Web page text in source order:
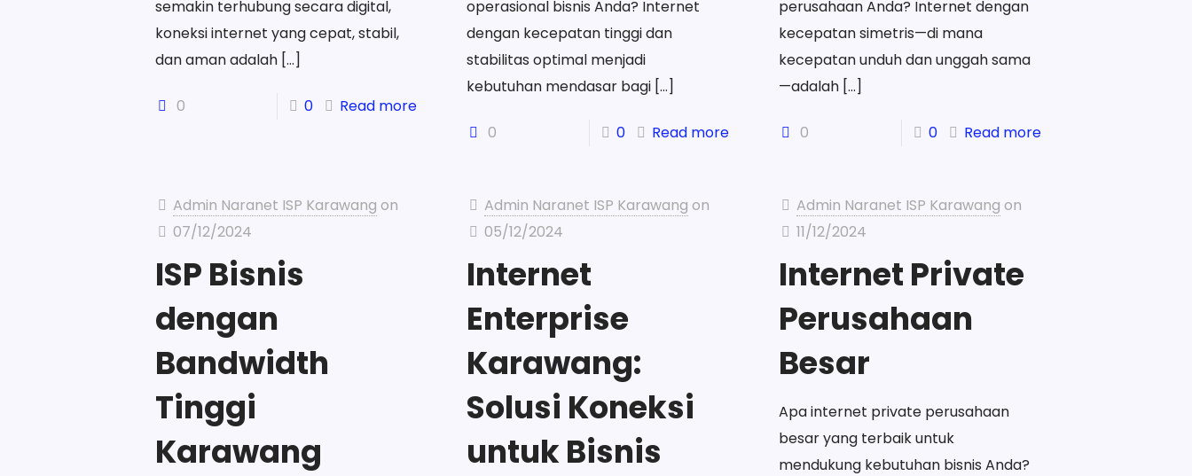
semakin terhubung secara digital,
koneksi internet yang cepat, stabil,
dan aman adalah[…]
0 0 Read more
operasional bisnis Anda? Internet
dengan kecepatan tinggi dan
stabilitas optimal menjadi
kebutuhan mendasar bagi […]
0 0 Read more
perusahaan Anda? Internet dengan
kecepatan simetris—di mana
kecepatan unduh dan unggah sama
—adalah […]
0 0 Read more
Admin Naranet ISP Karawang on
07/12/2024
ISP Bisnis
dengan
Bandwidth
Tinggi
Karawang
Admin Naranet ISP Karawang on
05/12/2024
Internet
Enterprise
Karawang:
Solusi Koneksi
untuk Bisnis
Admin Naranet ISP Karawang on
11/12/2024
Internet Private
Perusahaan
Besar
Apa internet private perusahaan
besar yang terbaik untuk
mendukung kebutuhan bisnis Anda?